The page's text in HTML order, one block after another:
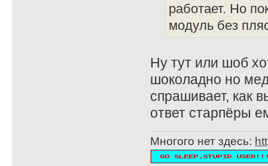
работает. Но
модуль без
Ну тут или шоб
шоколадно но
спрашивает, как
ответ старпёры
Многого нет здесь: